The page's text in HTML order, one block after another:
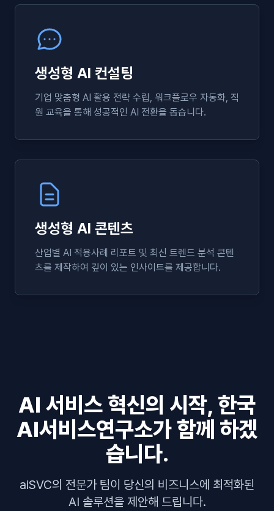
생성형 AI 컨설팅
기업 맞춤형 AI 활용 전략 수립, 워크플로우 자동화, 직
원 교육을 통해 성공적인 AI 전환을 돕습니다.
생성형 AI 콘텐츠
산업별 AI 적용사례 리포트 및 최신 트렌드 분석 콘텐
츠를 제작하여 깊이 있는 인사이트를 제공합니다.
AI 서비스 혁신의 시작, 한국
AI서비스연구소가 함께 하겠
습니다.
aiSVC의 전문가 팀이 당신의 비즈니스에 최적화된